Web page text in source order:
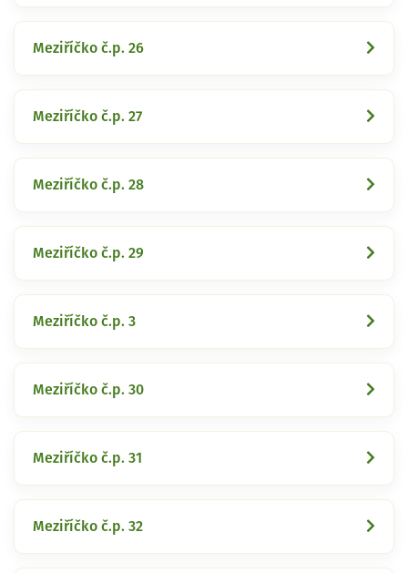
Meziříčko č.p. 26
Meziříčko č.p. 27
Meziříčko č.p. 28
Meziříčko č.p. 29
Meziříčko č.p. 3
Meziříčko č.p. 30
Meziříčko č.p. 31
Meziříčko č.p. 32